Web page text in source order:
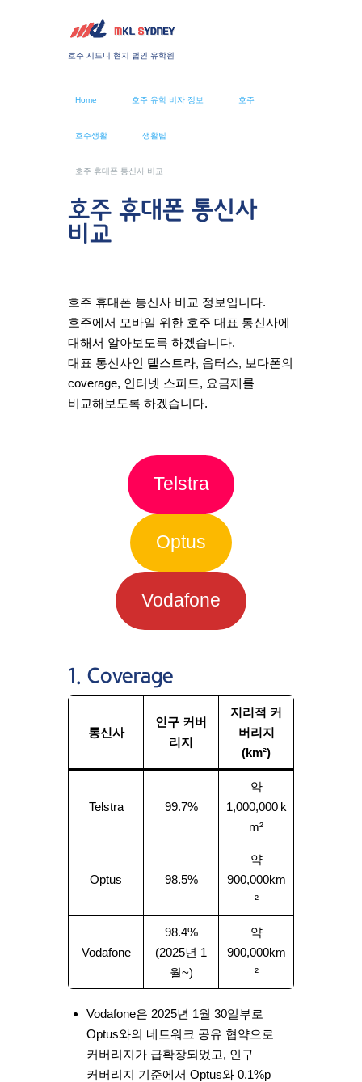
호주 시드니 현지 법인 유학원
Home 호주 유학 비자 정보 호주
호주생활 생활팁
호주 휴대폰 통신사 비교
호주 휴대폰 통신사
비교
호주 휴대폰 통신사 비교 정보입니다.
호주에서 모바일 위한 호주 대표 통신사에
대해서 알아보도록 하겠습니다.
대표 통신사인 텔스트라, 옵터스, 보다폰의
coverage, 인터넷 스피드, 요금제를
비교해보도록 하겠습니다.
Telstra
Optus
Vodafone
1. Coverage
통신사
인구 커버
리지
지리적 커
버리지
(km²)
Telstra 99.7%
약
1,000,000 k
m²
Optus 98.5%
약
900,000km
²
Vodafone
98.4%
(2025년 1
월~)
약
900,000km
²
Vodafone은 2025년 1월 30일부로
Optus와의 네트워크 공유 협약으로
커버리지가 급확장되었고, 인구
커버리지 기준에서 Optus와 0.1%p